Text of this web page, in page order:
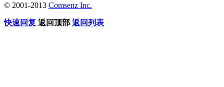
© 2001-2013 Comsenz Inc.
快速回复 返回顶部 返回列表